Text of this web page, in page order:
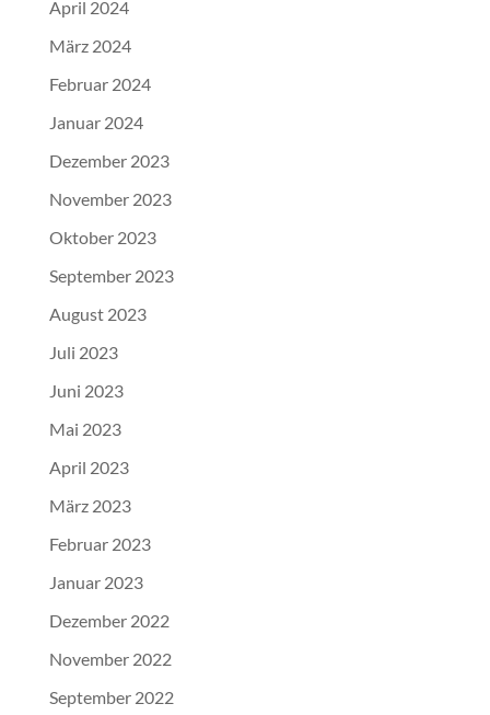
April 2024
März 2024
Februar 2024
Januar 2024
Dezember 2023
November 2023
Oktober 2023
September 2023
August 2023
Juli 2023
Juni 2023
Mai 2023
April 2023
März 2023
Februar 2023
Januar 2023
Dezember 2022
November 2022
September 2022